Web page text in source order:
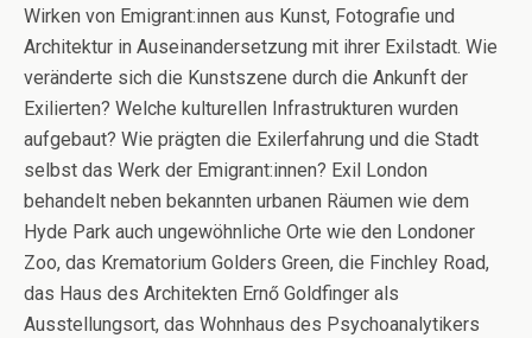
Wirken von Emigrant:innen aus Kunst, Fotografie und
Architektur in Auseinandersetzung mit ihrer Exilstadt. Wie
veränderte sich die Kunstszene durch die Ankunft der
Exilierten? Welche kulturellen Infrastrukturen wurden
aufgebaut? Wie prägten die Exilerfahrung und die Stadt
selbst das Werk der Emigrant:innen? Exil London
behandelt neben bekannten urbanen Räumen wie dem
Hyde Park auch ungewöhnliche Orte wie den Londoner
Zoo, das Krematorium Golders Green, die Finchley Road,
das Haus des Architekten Ernő Goldfinger als
Ausstellungsort, das Wohnhaus des Psychoanalytikers